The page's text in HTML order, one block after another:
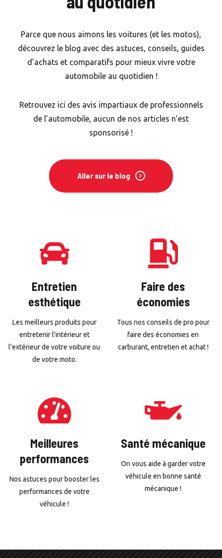
Lire le blog
Parce que nous aimons les voitures (et les motos),
découvrez le blog avec des astuces, conseils, guides
d’achats et comparatifs pour mieux vivre votre
automobile au quotidien !
Retrouvez ici des avis impartiaux de professionnels
de l’automobile, aucun de nos articles n’est
sponsorisé !
Aller sur le blog
Entretien
esthétique
Les meilleurs produits pour
entretenir l'intérieur et
l'extérieur de votre voiture ou
de votre moto.
Faire des
économies
Tous nos conseils de pro pour
faire des économies en
carburant, entretien et achat !
Meilleures
performances
Nos astuces pour booster les
performances de votre
véhicule !
Santé mécanique
On vous aide à garder votre
véhicule en bonne santé
mécanique !